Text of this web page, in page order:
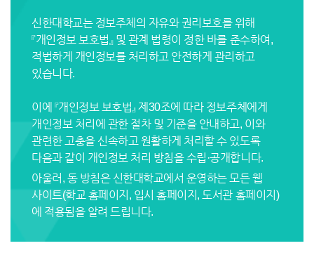
신한대학교는 정보주체의 자유와 권리보호를 위해
『개인정보 보호법』 및 관계 법령이 정한 바를 준수하여,
적법하게 개인정보를 처리하고 안전하게 관리하고
있습니다.
이에 『개인정보 보호법』 제30조에 따라 정보주체에게
개인정보 처리에 관한 절차 및 기준을 안내하고, 이와
관련한 고충을 신속하고 원활하게 처리할 수 있도록
다음과 같이 개인정보 처리 방침을 수립·공개합니다.
아울러, 동 방침은 신한대학교에서 운영하는 모든 웹
사이트(학교 홈페이지, 입시 홈페이지, 도서관 홈페이지)
에 적용됨을 알려 드립니다.